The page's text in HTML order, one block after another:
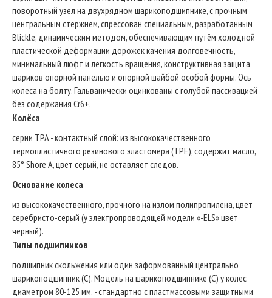
поворотный узел на двухрядном шарикоподшипнике, с прочным
центральным стержнем, спрессован специальным, разработанным
Blickle, динамическим методом, обеспечивающим путём холодной
пластической деформации дорожек качения долговечность,
минимальный люфт и лёгкость вращения, конструктивная защита
шариков опорной панелью и опорной шайбой особой формы. Ось
колеса на болту. Гальванически оцинкованы с голубой пассивацией
без содержания Cr6+.
Колёса
серии TPA - контактный слой: из высококачественного
термопластичного резинового эластомера (TPE), содержит масло,
85° Shore A, цвет серый, не оставляет следов.
Основание колеса
из высококачественного, прочного на излом полипропилена, цвет
серебристо-серый (у электропроводящей модели «-ELS» цвет
чёрный).
Типы подшипников
подшипник скольжения или один заформованный центрально
шарикоподшипник (C). Модель на шарикоподшипнике (C) у колес
диаметром 80-125 мм. - стандартно с пластмассовыми защитными